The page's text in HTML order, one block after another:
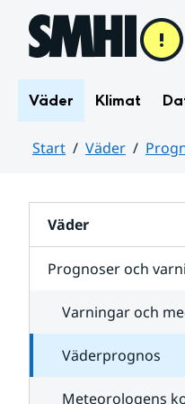
Hoppa till sidans innehåll
Väder Klimat
Start Väder
Väder
Prognoser och
Varningar och
Väderprognos
Meteorologens